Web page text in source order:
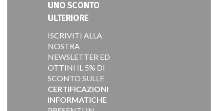
UNO SCONTO
ULTERIORE
ISCRIVITI ALLA
NOSTRA
NEWSLETTER ED
OTTINI IL 5% DI
SCONTO SULLE
CERTIFICAZIONI
INFORMATICHE